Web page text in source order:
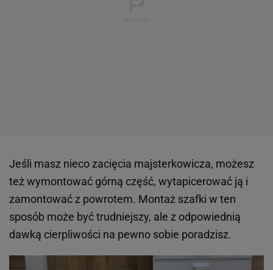
Jeśli masz nieco zacięcia majsterkowicza, możesz
też wymontować górną część, wytapicerować ją i
zamontować z powrotem. Montaż szafki w ten
sposób może być trudniejszy, ale z odpowiednią
dawką cierpliwości na pewno sobie poradzisz.